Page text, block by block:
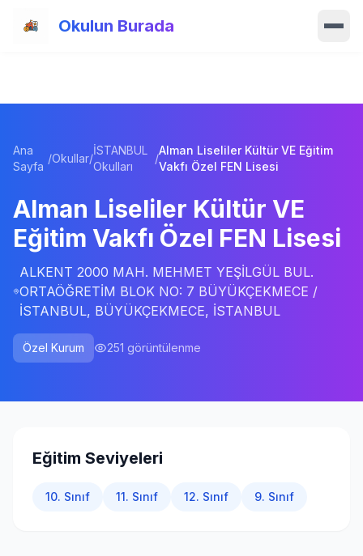
Okulun Burada
Okullar
Haberler
Blog
Hakkımızda
Ana
Sayfa
/Okullar/
İSTANBUL
Okulları
/
Alman Liseliler Kültür VE Eğitim
Vakfı Özel FEN Lisesi
Alman Liseliler Kültür VE
Eğitim Vakfı Özel FEN Lisesi
ALKENT 2000 MAH. MEHMET YEŞİLGÜL BUL.
ORTAÖĞRETİM BLOK NO: 7 BÜYÜKÇEKMECE /
İSTANBUL, BÜYÜKÇEKMECE, İSTANBUL
Özel Kurum 251 görüntülenme
Eğitim Seviyeleri
10. Sınıf 11. Sınıf 12. Sınıf 9. Sınıf